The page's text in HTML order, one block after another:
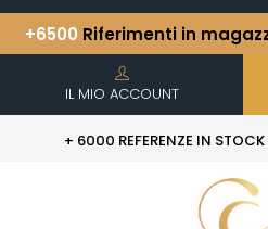
+6500Riferimenti in
Avete una
Scopri la nostra selezione di
IL MIO ACCOUNT
+ 6000 REFERENZE IN STOCK